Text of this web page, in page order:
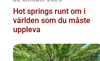
Hot springs runt om i
världen som du måste
uppleva